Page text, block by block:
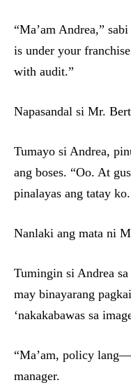
“Ma’am Andrea,”
is under your
with audit.”
Napasandal si Mr.
Tumayo si Andrea,
ang boses. “Oo. At
pinalayas ang tatay
Nanlaki ang mata ni
Tumingin si Andrea
may binayarang
‘nakakabawas sa
“Ma’am, policy
manager.